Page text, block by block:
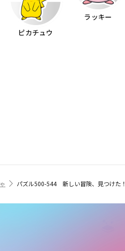
ピカチュウ
ラッキー
パズル500-544 新しい冒険、見つけた！